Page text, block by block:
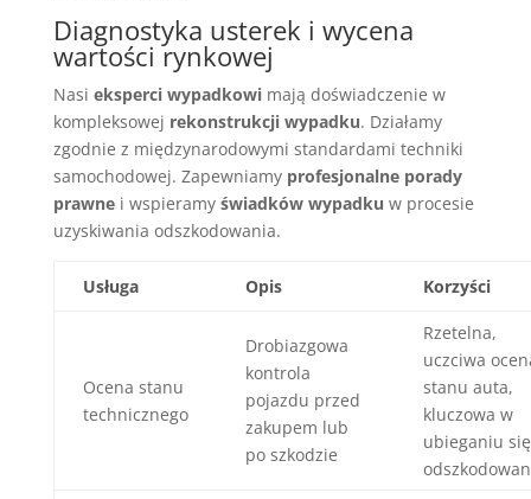
Diagnostyka usterek i wycena
wartości rynkowej
Nasi eksperci wypadkowimają doświadczenie w
kompleksowej rekonstrukcji wypadku. Działamy
zgodnie z międzynarodowymi standardami techniki
samochodowej. Zapewniamy profesjonalne porady
prawnei wspieramy świadków wypadku w procesie
uzyskiwania odszkodowania.
Usługa Opis Korzyści
Ocena stanu
technicznego
Drobiazgowa
kontrola
pojazdu przed
zakupem lub
po szkodzie
Rzetelna,
uczciwa
stanu auta,
kluczowa w
ubieganiu